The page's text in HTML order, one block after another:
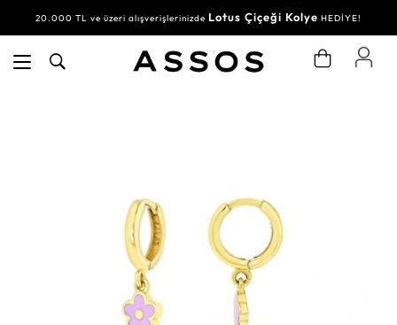
20.000 TL ve üzeri alışverişlerinizde Lotus Çiçeği Kolye HEDİYE!